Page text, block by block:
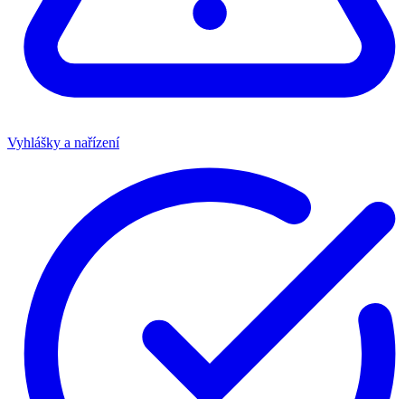
Vyhlášky a nařízení